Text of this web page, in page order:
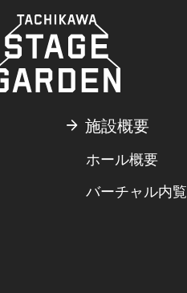
施設概要
ホール概要
バーチャル内覧